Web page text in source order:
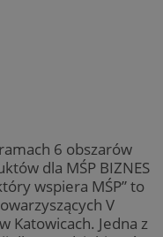
6 obszarów
dla MŚP BIZNES
wspiera MŚP” to
V
Katowicach. Jedna z